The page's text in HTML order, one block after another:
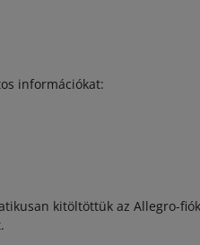
információkat:
kitöltöttük az Allegro-